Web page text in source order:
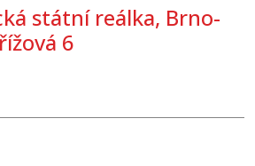
státní reálka, Brno-
6